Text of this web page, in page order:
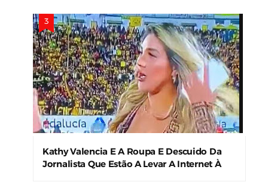
Kathy Valencia E A Roupa E Descuido Da
Jornalista Que Estão A Levar A Internet À